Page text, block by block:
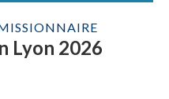
Lyon 2026